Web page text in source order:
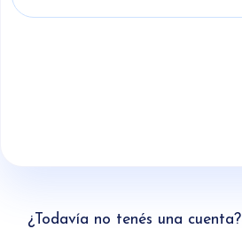
¿Todavía no tenés una cuenta?